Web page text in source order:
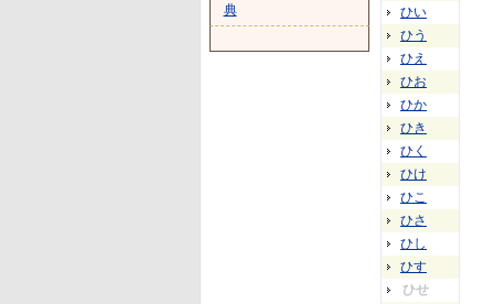
ひい
ひう
ひえ
ひお
ひか
ひき
ひく
ひけ
ひこ
ひさ
ひし
ひす
ひせ
典